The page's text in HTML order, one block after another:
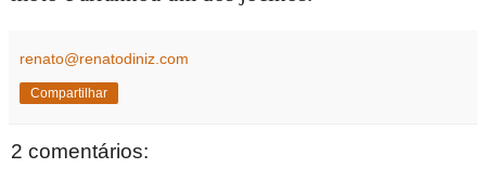
renato@renatodiniz.com
Compartilhar
2 comentários: